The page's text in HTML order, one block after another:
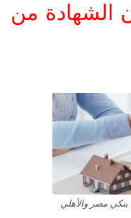
من
مصر والأهلي